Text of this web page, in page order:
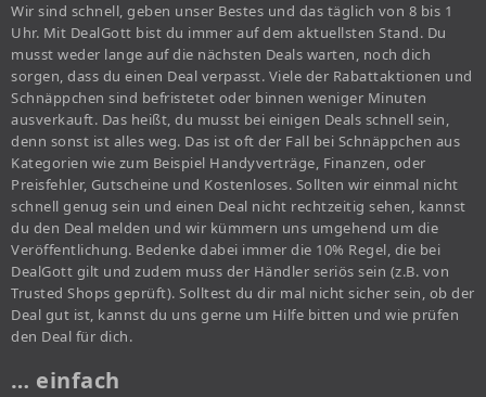
Wir sind schnell, geben unser Bestes und das täglich von 8 bis 1
Uhr. Mit DealGott bist du immer auf dem aktuellsten Stand. Du
musst weder lange auf die nächsten Deals warten, noch dich
sorgen, dass du einen Deal verpasst. Viele der Rabattaktionen und
Schnäppchen sind befristetet oder binnen weniger Minuten
ausverkauft. Das heißt, du musst bei einigen Deals schnell sein,
denn sonst ist alles weg. Das ist oft der Fall bei Schnäppchen aus
Kategorien wie zum Beispiel Handyverträge, Finanzen, oder
Preisfehler, Gutscheine und Kostenloses. Sollten wir einmal nicht
schnell genug sein und einen Deal nicht rechtzeitig sehen, kannst
du den Deal melden und wir kümmern uns umgehend um die
Veröffentlichung. Bedenke dabei immer die 10% Regel, die bei
DealGott gilt und zudem muss der Händler seriös sein (z.B. von
Trusted Shops geprüft). Solltest du dir mal nicht sicher sein, ob der
Deal gut ist, kannst du uns gerne um Hilfe bitten und wie prüfen
den Deal für dich.
… einfach